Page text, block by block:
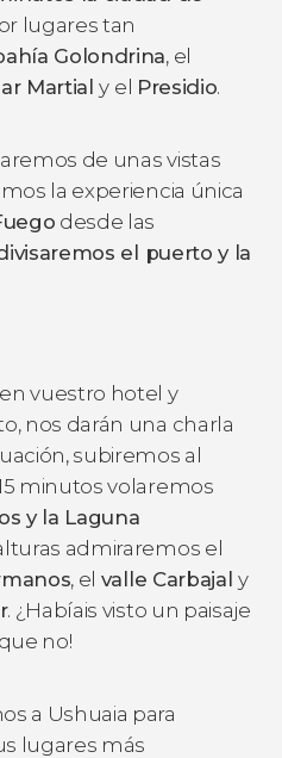
lugares tan
Golondrina, el
Martialy el Presidio.
de unas vistas
la experiencia única
desde las
el puerto y la
vuestro hotel y
nos darán una charla
subiremos al
minutos volaremos
y la Laguna
admiraremos el
, el valle Carbajal y
. ¿Habíais visto un paisaje
no!
a Ushuaia para
lugares más